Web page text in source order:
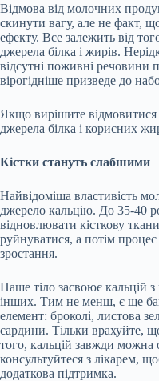
Відмова від молочних
скинути вагу, але не факт,
ефекту. Все залежить від
джерела білка і жирів.
відсутні поживні речовини
вірогідніше призведе до
Якщо вирішите відмовитися
джерела білка і корисних
Кістки стануть слабшими
Найвідоміша властивість
джерело кальцію. До 35-40
відновлювати кісткову
руйнуватися, а потім
зростання.
Наше тіло засвоює кальцій
інших. Тим не менш, є ще
елемент: броколі, листова
сардини. Тільки врахуйте,
того, кальцій завжди можна
консультуйтеся з лікарем,
додаткова підтримка.